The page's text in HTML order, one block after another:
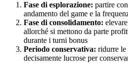
Fase di esplorazione: partire
andamento del game e la
Fase di consolidamento:
allorché si mettono da parte
durante i turni bonus
Periodo conservativa: ridurre le
decisamente lucrose per